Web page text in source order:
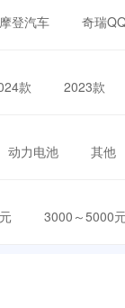
摩登汽车 奇瑞
款 2023款
动力电池 其他
3000～5000